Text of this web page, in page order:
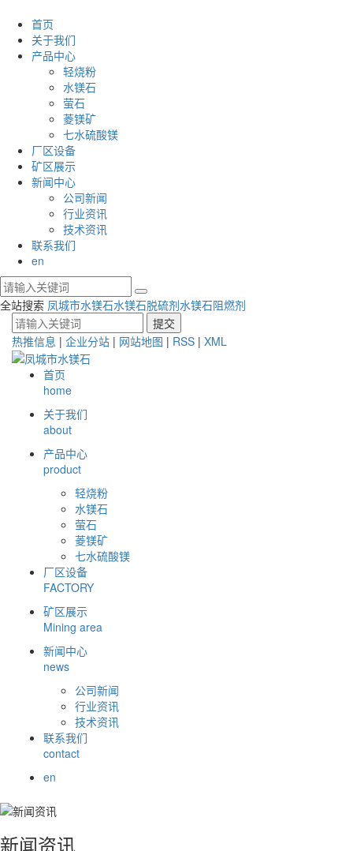
首页
关于我们
产品中心
轻烧粉
水镁石
萤石
菱镁矿
七水硫酸镁
厂区设备
矿区展示
新闻中心
公司新闻
行业资讯
技术资讯
联系我们
en
全站搜索 凤城市水镁石水镁石脱硫剂水镁石阻燃剂
热推信息 | 企业分站 | 网站地图 | RSS | XML
首页
home
关于我们
about
产品中心
product
轻烧粉
水镁石
萤石
菱镁矿
七水硫酸镁
厂区设备
FACTORY
矿区展示
Mining area
新闻中心
news
公司新闻
行业资讯
技术资讯
联系我们
contact
en
新闻资讯